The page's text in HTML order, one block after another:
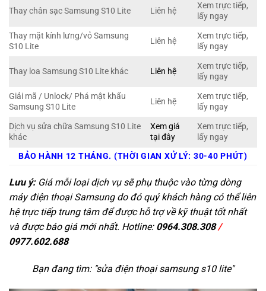
Thay chân sạc Samsung S10 Lite Liên hệ
Xem trực tiếp,
lấy ngay
Thay mặt kính lưng/vỏ Samsung
S10 Lite
Liên hệ
Xem trực tiếp,
lấy ngay
Thay loa Samsung S10 Lite khác Liên hệ
Xem trực tiếp,
lấy ngay
Giải mã / Unlock/ Phá mật khẩu
Samsung S10 Lite
Liên hệ
Xem trực tiếp,
lấy ngay
Dịch vụ sửa chữa Samsung S10 Lite
khác
Xem giá
tại đây
Xem trực tiếp,
lấy ngay
BẢO HÀNH 12 THÁNG. (THỜI GIAN XỬ LÝ: 30-40 PHÚT)
Lưu ý:Giá mỗi loại dịch vụ sẽ phụ thuộc vào từng dòng
máy điện thoại Samsung do đó quý khách hàng có thể liên
hệ trực tiếp trung tâm để được hỗ trợ về kỹ thuật tốt nhất
và được báo giá mới nhất. Hotline: 0964.308.308/
0977.602.688
Bạn đang tìm: "sửa điện thoại samsung s10 lite"